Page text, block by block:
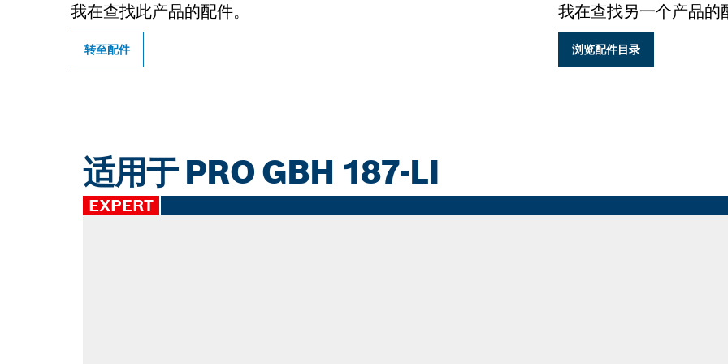
我在查找此产品的配件。
转至配件
我在查找另一个产品的
浏览配件目录
适用于 PRO GBH 187-LI
EXPERT